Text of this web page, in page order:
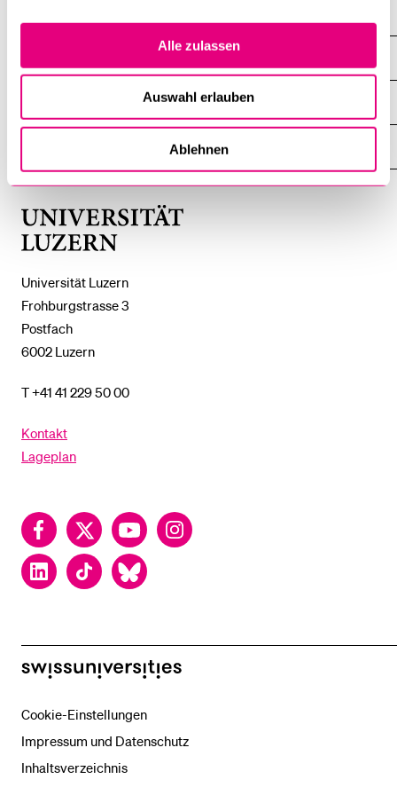
Alle zulassen
Auswahl erlauben
Ablehnen
Universität Luzern
Frohburgstrasse 3
Postfach
6002 Luzern
T +41 41 229 50 00
Kontakt
Lageplan
FacebookTwitter YouTubeInstagram
LinkedInTikTok Bluesky
ZEIGE
DAS
ZENTRALE EINRICHTUNGEN
DAS
%1$S
DAS
UNTERMENÜ
swissuniversities
Cookie-Einstellungen
Impressum und Datenschutz
Inhaltsverzeichnis